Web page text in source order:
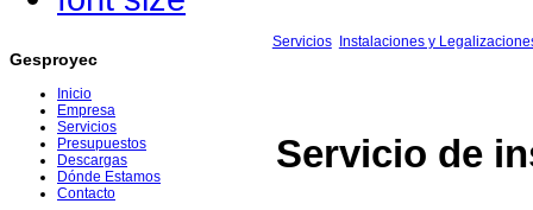
Gesproyec
Inicio
Empresa
Servicios
Presupuestos
Descargas
Dónde Estamos
Contacto
Servicios Instalaciones y
Servicio de